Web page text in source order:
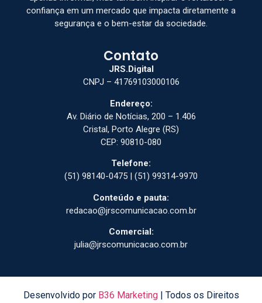
confiança em um mercado que impacta diretamente a
segurança e o bem-estar da sociedade.
Contato
JRS.Digital
CNPJ – 41769103000106
Endereço:
Av. Diário de Notícias, 200 – 1.406
Cristal, Porto Alegre (RS)
CEP: 90810-080
Telefone:
(51) 98140-0475 | (51) 99314-9970
Conteúdo e pauta:
redacao@jrscomunicacao.com.br
Comercial:
julia@jrscomunicacao.com.br
Desenvolvido por B36 Marketing| Todos os Direitos